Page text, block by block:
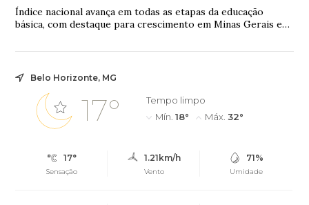
Índice nacional avança em todas as etapas da educação
básica, com destaque para crescimento em Minas Gerais e
Belo Horizonte, MG
17°
Tempo limpo
Mín. 18° Máx. 32°
17°
Sensação
1.21km/h
Vento
71%
Umidade